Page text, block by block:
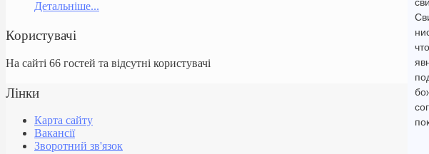
Детальніше...
Користувачі
На сайті 66 гостей та відсутні користувачі
Лінки
Карта сайту
Вакансії
Зворотний зв'язок